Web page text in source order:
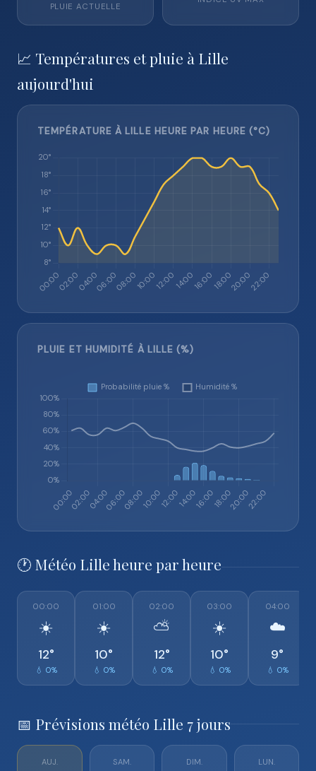
PLUIE ACTUELLE
📈 Températures et pluie à Lille
aujourd'hui
TEMPÉRATURE À LILLE HEURE PAR HEURE (°C)
PLUIE ET HUMIDITÉ À LILLE (%)
🕐 Météo Lille heure par heure
00:00
☀️
12°
💧 0%
01:00
☀️
10°
💧 0%
02:00
⛅
12°
💧 0%
03:00
☀️
10°
💧 0%
04:00
☁️
9°
💧 0%
📅 Prévisions météo Lille 7 jours
AUJ. SAM. DIM. LUN.